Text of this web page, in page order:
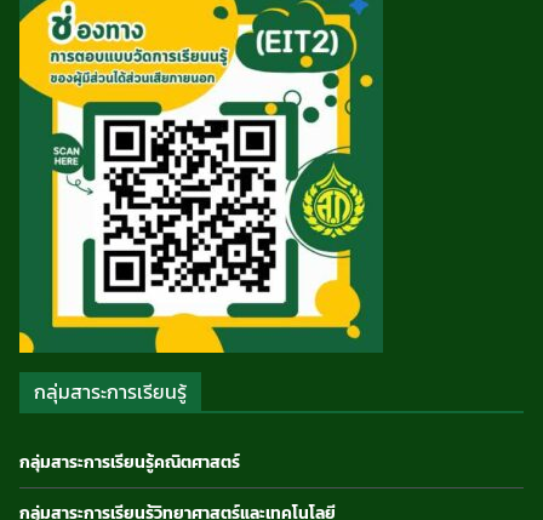
กลุ่มสาระการเรียนรู้
กลุ่มสาระการเรียนรู้คณิตศาสตร์
กลุ่มสาระการเรียนรู้วิทยาศาสตร์และเทคโนโลยี